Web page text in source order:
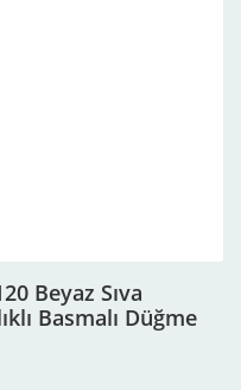
Beyaz Sıva
Basmalı Düğme